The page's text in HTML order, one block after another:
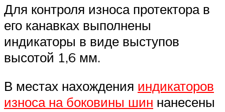
Для контроля износа протектора в
его канавках выполнены
индикаторы в виде выступов
высотой 1,6 мм.
В местах нахождения индикаторов
износа на боковины шин нанесены